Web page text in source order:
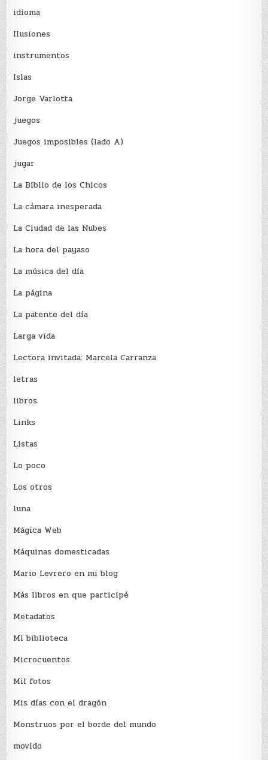
idioma
Ilusiones
instrumentos
Islas
Jorge Varlotta
juegos
Juegos imposibles (lado A)
jugar
La Biblio de los Chicos
La cámara inesperada
La Ciudad de las Nubes
La hora del payaso
La música del día
La página
La patente del día
Larga vida
Lectora invitada: Marcela Carranza
letras
libros
Links
Listas
Lo poco
Los otros
luna
Mágica Web
Máquinas domesticadas
Mario Levrero en mi blog
Más libros en que participé
Metadatos
Mi biblioteca
Microcuentos
Mil fotos
Mis días con el dragón
Monstruos por el borde del mundo
movido